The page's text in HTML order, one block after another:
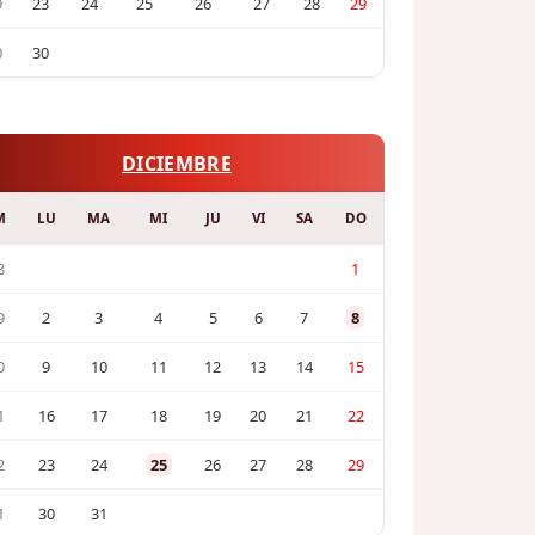
30
DICIEMBRE
LU MA MI JU VI SA DO
1
2 3 4 5 6 7 8
9 10 11 12 13 14 15
16 17 18 19 20 21 22
23 24 25 26 27 28 29
30 31